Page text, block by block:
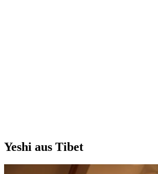
Yeshi aus Tibet